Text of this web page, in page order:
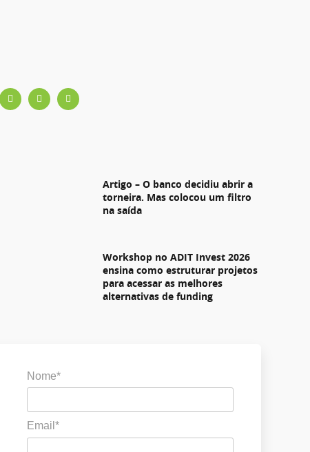
Artigo – O banco decidiu abrir a
torneira. Mas colocou um filtro
na saída
Workshop no ADIT Invest 2026
ensina como estruturar projetos
para acessar as melhores
alternativas de funding
Nome*
Email*